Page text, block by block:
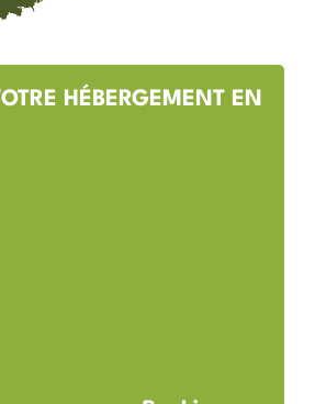
HÉBERGEMENT EN